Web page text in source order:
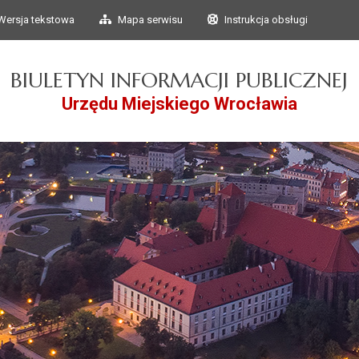
Przejdź do głównego
Przejdź do treści
tekstowa Mapa serwisu Instrukcja obsługi
BIULETYN INFORMACJI PUBLICZNEJ
Urzędu Miejskiego Wrocławia